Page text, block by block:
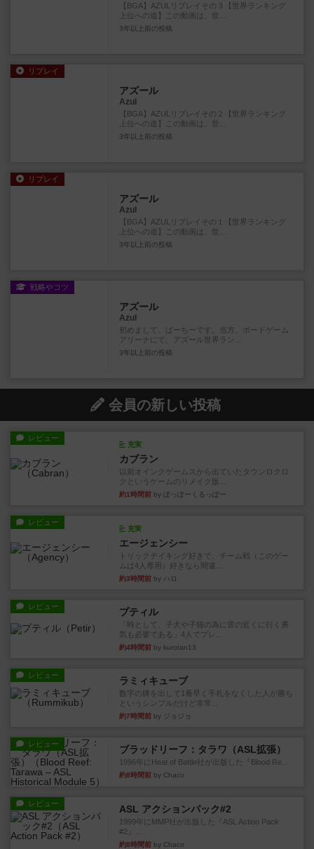
【BGA】AZULリプレイその３【世界ランキング
上位への道】この動画は、世...
3年以上前 の投稿
リプレイ
アズール
Azul
【BGA】AZULリプレイその２【世界ランキング
上位への道】この動画は、世...
3年以上前 の投稿
リプレイ
アズール
Azul
【BGA】AZULリプレイその１【世界ランキング
上位への道】この動画は、世...
3年以上前 の投稿
戦略やコツ
アズール
Azul
初めまして、ばーちーです。当方、ボードゲーム
アリーナにて、アズール世界ラン...
3年以上前 の投稿
会員の新しい投稿
レビュー
充実
カブラン
以前オインクゲームスから出ていたタウンロクロ
クというゲームのリメイク版...
約1時間前 by ぽっぽーくるっぽー
レビュー
充実
エージェンシー
トリックテイキング好きで、チーム戦（このゲー
ムは4人専用）好きなら間違...
約3時間前 by ハロ
レビュー プティル
「時として、子犬や子猫の為に雷の近くに行く勇
気も必要である」4人でプレ...
約4時間前 by kurotan13
レビュー ラミィキューブ
数字の牌を出して1番早く手札をなくした人が勝ち
というシンプルだけど非常...
約7時間前 by ジョジョ
レビュー
ブラッドリーフ：タラワ（ASL拡張）
1996年にHeat of Battle社が出版した『Blood Re...
約8時間前 by Chaco
レビュー ASL アクションパック#2
1999年にMMP社が出版した『ASL Action Pack
#2』...
約8時間前 by Chaco